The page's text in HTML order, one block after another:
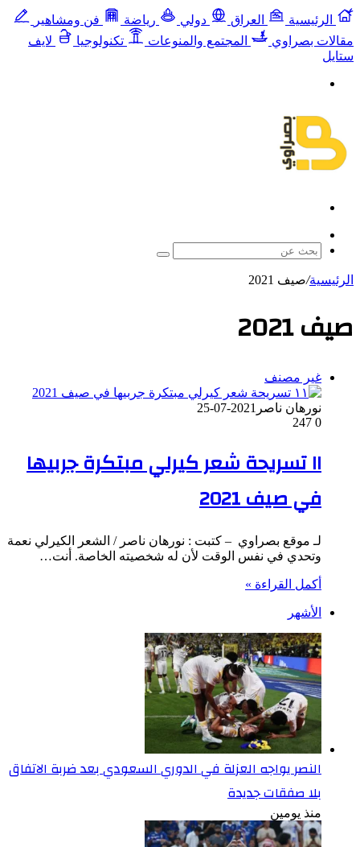
الرئيسية العراق دولي رياضة
فن ومشاهير
مقالات بصراوي
المجتمع والمنوعات تكنولوجيا
لايف
ستايل
عشوائي
بحث
الرئيسية/صيف 2021
صيف 2021
غير مصنف
نورهان ناصر 2021-07-25
0
١١ تسريحة شعر كيرلي مبتكرة جربيها
في صيف 2021
لـ موقع بصراوي – كتبت : نورهان ناصر / الشعر الكيرلي نعمة
وتحدي في نفس الوقت لأن له شخصيته الخاصة. أنت…
أكمل القراءة »
الأشهر
النصر يواجه العزلة في الدوري السعودي بعد ضربة الاتفاق
بلا صفقات جديدة
منذ يومين